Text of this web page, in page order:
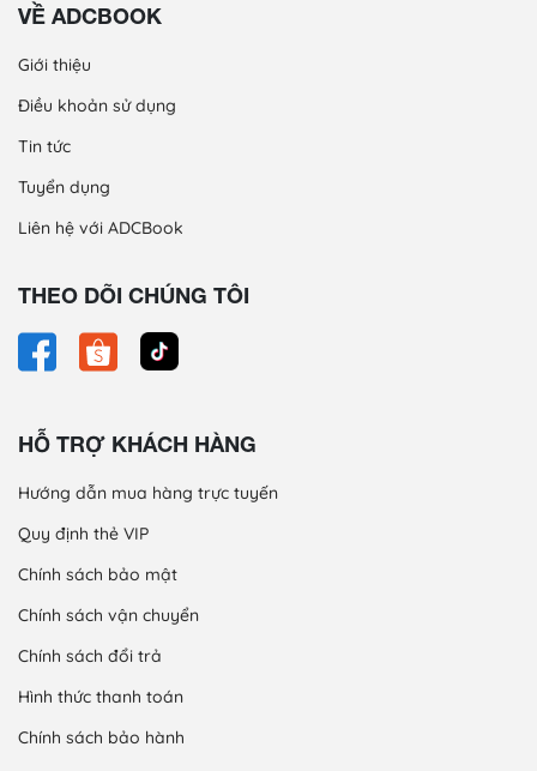
VỀ ADCBOOK
Giới thiệu
Điều khoản sử dụng
Tin tức
Tuyển dụng
Liên hệ với ADCBook
THEO DÕI CHÚNG TÔI
HỖ TRỢ KHÁCH HÀNG
Hướng dẫn mua hàng trực tuyến
Quy định thẻ VIP
Chính sách bảo mật
Chính sách vận chuyển
Chính sách đổi trả
Hình thức thanh toán
Chính sách bảo hành